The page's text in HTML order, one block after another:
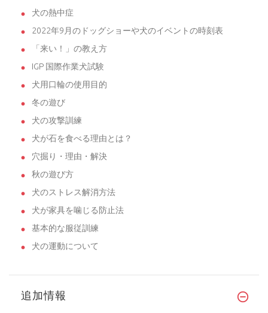
犬の熱中症
2022年9月のドッグショーや犬のイベントの時刻表
「来い！」の教え方
IGP 国際作業犬試験
犬用口輪の使用目的
冬の遊び
犬の攻撃訓練
犬が石を食べる理由とは？
穴掘り・理由・解決
秋の遊び方
犬のストレス解消方法
犬が家具を噛じる防止法
基本的な服従訓練
犬の運動について
追加情報